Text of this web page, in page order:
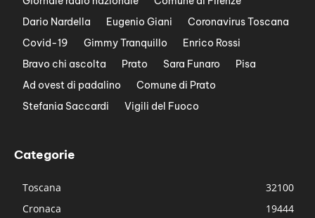
Dario Nardella
Eugenio Giani
Coronavirus Toscana
Covid-19
Gimmy Tranquillo
Enrico Rossi
Bravo chi ascolta
Prato Sara Funaro
Pisa
Ad ovest di padalino
Comune di Prato
Stefania Saccardi
Vigili del Fuoco
Categorie
Toscana
32100
Cronaca
19444